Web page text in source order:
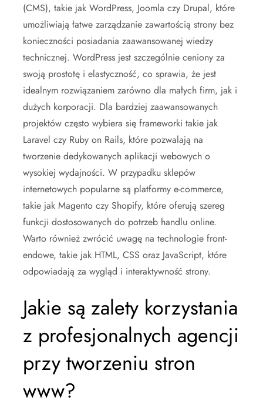
(CMS), takie jak WordPress, Joomla czy Drupal, które
umożliwiają łatwe zarządzanie zawartością strony bez
konieczności posiadania zaawansowanej wiedzy
technicznej. WordPress jest szczególnie ceniony za
swoją prostotę i elastyczność, co sprawia, że jest
idealnym rozwiązaniem zarówno dla małych firm, jak i
dużych korporacji. Dla bardziej zaawansowanych
projektów często wybiera się frameworki takie jak
Laravel czy Ruby on Rails, które pozwalają na
tworzenie dedykowanych aplikacji webowych o
wysokiej wydajności. W przypadku sklepów
internetowych popularne są platformy e-commerce,
takie jak Magento czy Shopify, które oferują szereg
funkcji dostosowanych do potrzeb handlu online.
Warto również zwrócić uwagę na technologie front-
endowe, takie jak HTML, CSS oraz JavaScript, które
odpowiadają za wygląd i interaktywność strony.
Jakie są zalety korzystania
z profesjonalnych agencji
przy tworzeniu stron
www?